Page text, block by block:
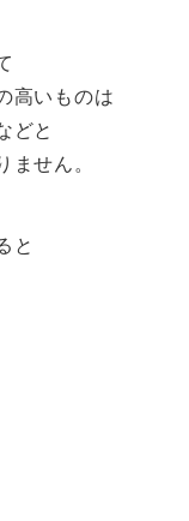
高いものは
どと
せん。
と